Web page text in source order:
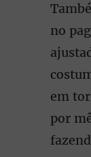
no
em
por